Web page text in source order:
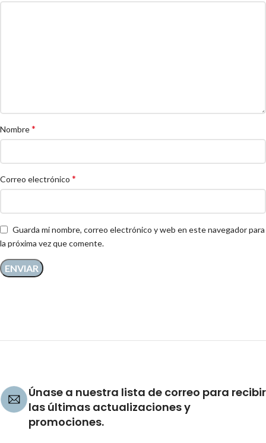
Nombre*
Correo electrónico *
Guarda mi nombre, correo electrónico y web en este navegador para
la próxima vez que comente.
Únase a nuestra lista de correo para recibir
las últimas actualizaciones y
promociones.